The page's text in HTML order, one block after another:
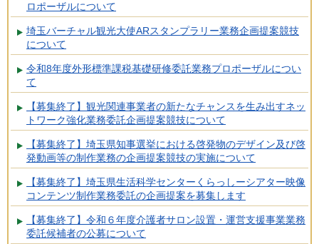
ロポーザルについて
埼玉バーチャル観光大使ARスタンプラリー業務企画提案競技
について
令和8年度外形標準課税基礎研修委託業務プロポーザルについ
て
【募集終了】観光関連事業者の新たなチャンスを生み出すネッ
トワーク強化業務委託企画提案競技について
【募集終了】埼玉県知事選挙における啓発物のデザイン及び啓
発動画等の制作業務の企画提案競技の実施について
【募集終了】埼玉県生活科学センターくらっしーシアター映像
コンテンツ制作業務委託の企画提案を募集します
【募集終了】令和６年度介護者サロン設置・運営支援事業業務
委託候補者の公募について